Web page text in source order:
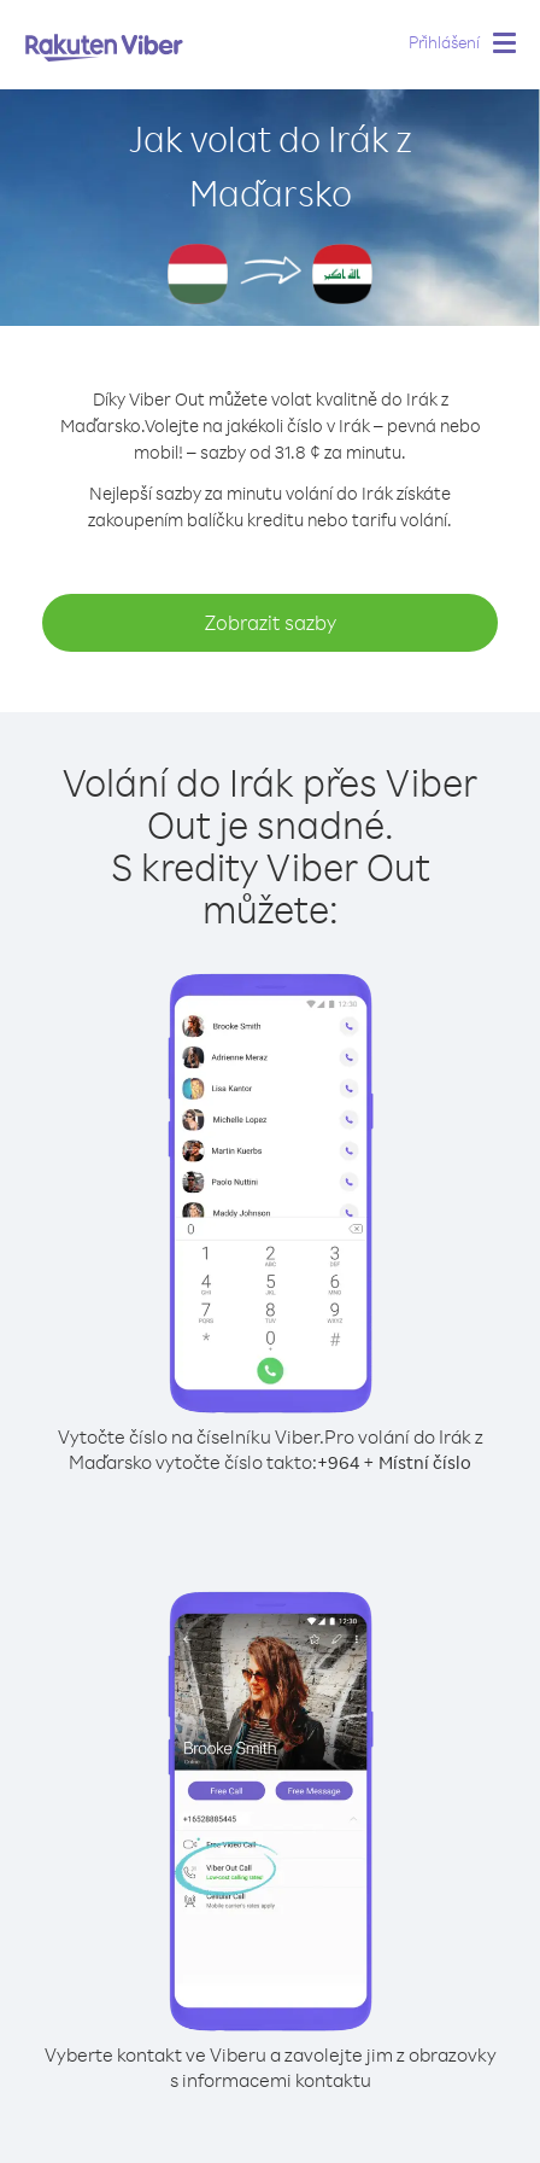
Přihlášení
Jak volat do Irák z
Maďarsko
Díky Viber Out můžete volat kvalitně do Irák z
Maďarsko.Volejte na jakékoli číslo v Irák – pevná nebo
mobil! – sazby od 31.8 ¢ za minutu.
Nejlepší sazby za minutu volání do Irák získáte
zakoupením balíčku kreditu nebo tarifu volání.
Zobrazit sazby
Volání do Irák přes Viber
Out je snadné.
S kredity Viber Out
můžete:
Vytočte číslo na číselníku Viber.Pro volání do Irák z
Maďarsko vytočte číslo takto:+964 + Místní číslo
Vyberte kontakt ve Viberu a zavolejte jim z obrazovky
s informacemi kontaktu